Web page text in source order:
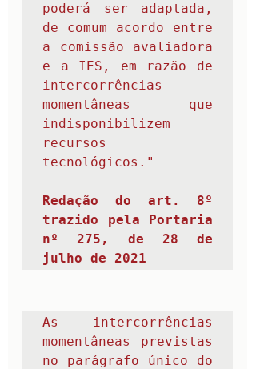
poderá ser adaptada,
de comum acordo entre
a comissão avaliadora
e a IES, em razão de
intercorrências
momentâneas que
indisponibilizem
recursos
tecnológicos."
Redação do art. 8º
trazido pela Portaria
nº 275, de 28 de
julho de 2021
As intercorrências
momentâneas previstas
no parágrafo único do